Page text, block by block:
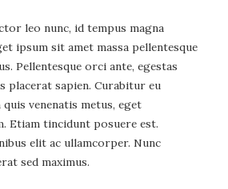
leo nunc, id tempus magna
ipsum sit amet massa pellentesque
Pellentesque orci ante, egestas
placerat sapien. Curabitur eu
quis venenatis metus, eget
Etiam tincidunt posuere est.
elit ac ullamcorper. Nunc
sed maximus.